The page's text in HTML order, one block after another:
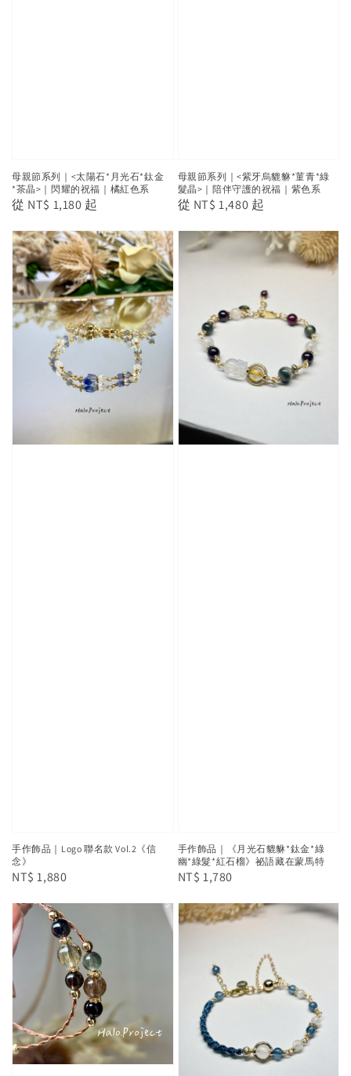
母親節系列｜<太陽石*月光石*鈦金
*茶晶>｜閃耀的祝福｜橘紅色系
Regular
從 NT$ 1,180 起
母親節系列｜<紫牙烏貔貅*菫青*綠
髮晶>｜陪伴守護的祝福｜紫色系
Regular
從 NT$ 1,480 起
手作飾品｜Logo 聯名款 Vol.2《信
念》
Regular
NT$ 1,880
手作飾品｜《月光石貔貅*鈦金*綠
幽*綠髮*紅石榴》祕語藏在蒙馬特
Regular
NT$ 1,780